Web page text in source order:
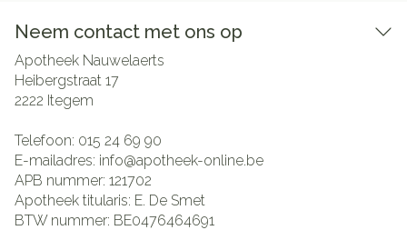
Neem contact met ons op
Apotheek Nauwelaerts
Heibergstraat 17
2222 Itegem
Telefoon: 015 24 69 90
E-mailadres: info@apotheek-online.be
APB nummer: 121702
Apotheek titularis: E. De Smet
BTW nummer: BE0476464691